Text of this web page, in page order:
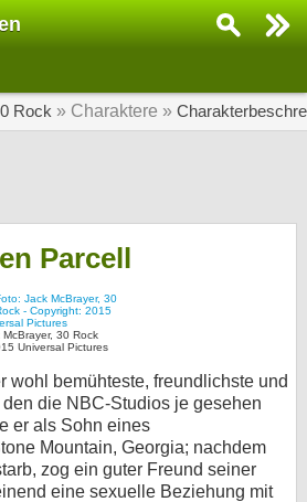
Rock » Charaktere »
Parcell
McBrayer, 30 Rock
Universal Pictures
wohl bemühteste, freundlichste und
die NBC-Studios je gesehen
er als Sohn eines
Mountain, Georgia; nachdem
zog ein guter Freund seiner
eine sexuelle Beziehung mit
SERIEN
KULTUR
Gewinnspiele
Forum